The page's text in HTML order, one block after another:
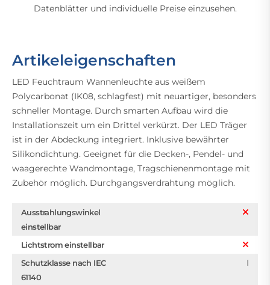
Datenblätter und individuelle Preise einzusehen.
Artikeleigenschaften
LED Feuchtraum Wannenleuchte aus weißem
Polycarbonat (IK08, schlagfest) mit neuartiger, besonders
schneller Montage. Durch smarten Aufbau wird die
Installationszeit um ein Drittel verkürzt. Der LED Träger
ist in der Abdeckung integriert. Inklusive bewährter
Silikondichtung. Geeignet für die Decken-, Pendel- und
waagerechte Wandmontage, Tragschienenmontage mit
Zubehör möglich. Durchgangsverdrahtung möglich.
Ausstrahlungswinkel
einstellbar
Lichtstrom einstellbar
Schutzklasse nach IEC
61140
I